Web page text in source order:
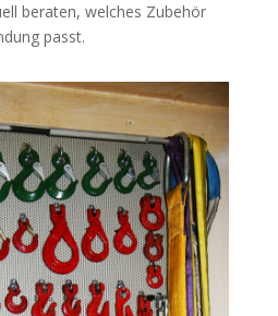
beraten, welches Zubehör
passt.